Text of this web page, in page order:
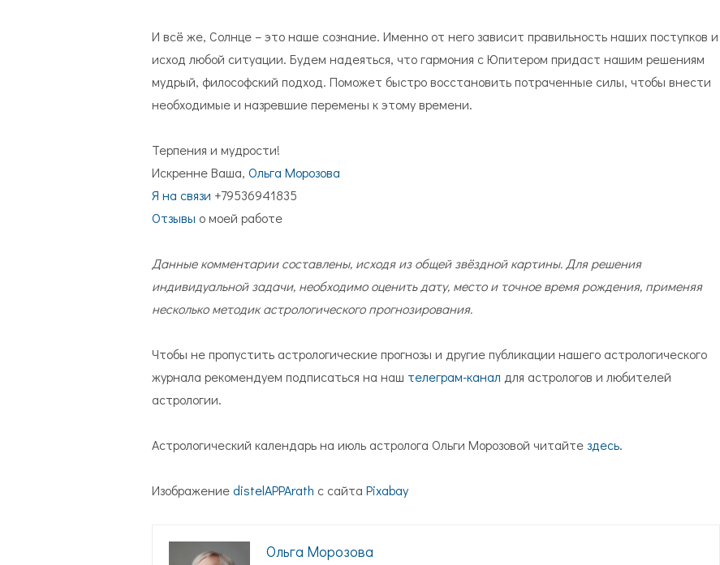
И всё же, Солнце – это наше сознание. Именно от него зависит правильность наших поступков и
исход любой ситуации. Будем надеяться, что гармония с Юпитером придаст нашим решениям
мудрый, философский подход. Поможет быстро восстановить потраченные силы, чтобы внести
необходимые и назревшие перемены к этому времени.
Терпения и мудрости!
Искренне Ваша, Ольга Морозова
Я на связи +79536941835
Отзывы о моей работе
Данные комментарии составлены, исходя из общей звёздной картины. Для решения
индивидуальной задачи, необходимо оценить дату, место и точное время рождения, применяя
несколько методик астрологического прогнозирования.
Чтобы не пропустить астрологические прогнозы и другие публикации нашего астрологического
журнала рекомендуем подписаться на наш телеграм-канал для астрологов и любителей
астрологии.
Астрологический календарь на июль астролога Ольги Морозовой читайтездесь.
Изображение distelAPPArath с сайта Pixabay
Ольга Морозова